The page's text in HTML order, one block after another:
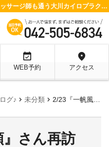
国立市で肩こりと腰痛にお悩みならマッサージ師も通う大川カイロプラクティックセンター 国立整体院へ
event_available
WEB予約
location_on
アクセス
グ♪ chevron_right 未分類 chevron_right 2/23『一帆風順』さん再訪
』さん再訪